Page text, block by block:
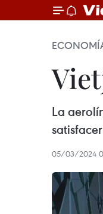
La
05/03/2024